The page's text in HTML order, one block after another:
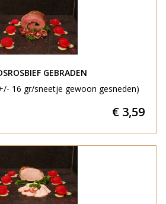
GEBRADEN
16 gr/sneetje gewoon gesneden)
€ 3,59